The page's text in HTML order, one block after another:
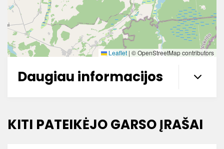
Leaflet | © OpenStreetMap contributors
Daugiau informacijos
KITI PATEIKĖJO GARSO ĮRAŠAI